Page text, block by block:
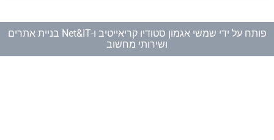
פותח על ידי שמשי אגמון סטודיו קריאייטיב ו-
Net&IT בניית אתרים
ושירותי מחשוב